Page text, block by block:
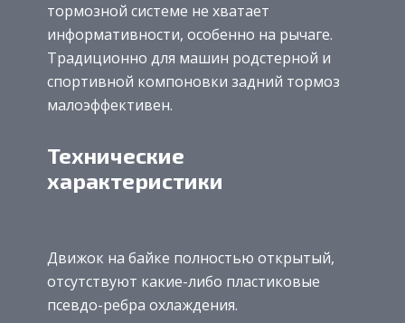
тормозной системе не хватает
информативности, особенно на рычаге.
Традиционно для машин родстерной и
спортивной компоновки задний тормоз
малоэффективен.
Технические
характеристики
Движок на байке полностью открытый,
отсутствуют какие-либо пластиковые
псевдо-ребра охлаждения.